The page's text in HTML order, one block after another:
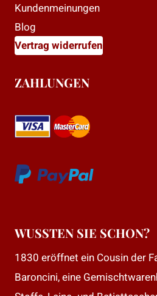
Kundenmeinungen
Blog
Vertrag widerrufen
ZAHLUNGEN
WUSSTEN SIE SCHON?
1830 eröffnet ein Cousin der
Baroncini, eine